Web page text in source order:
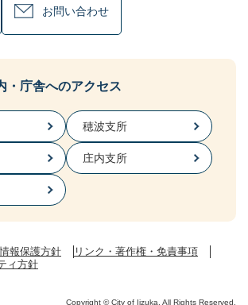
お問い合わせ
・庁舎へのアクセス
穂波支所
庄内支所
報保護方針
リンク・著作権・免責事項
ィ方針
Copyright © City of Iizuka. All Rights Reserved.